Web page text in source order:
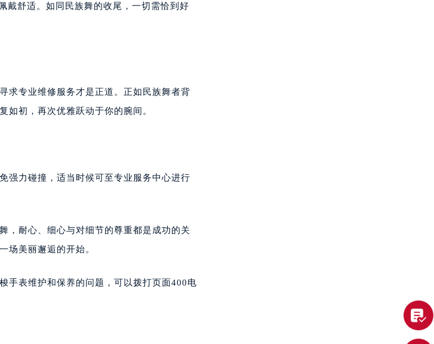
戴舒适。如同民族舞的收尾，一切需恰到好
求专业维修服务才是正道。正如民族舞者背
如初，再次优雅跃动于你的腕间。
强力碰撞，适当时候可至专业服务中心进行
，耐心、细心与对细节的尊重都是成功的关
场美丽邂逅的开始。
手表维护和保养的问题，可以拨打页面400电